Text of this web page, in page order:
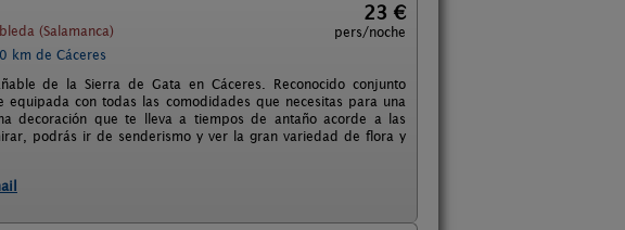
(Salamanca)
23 €
pers/noche
km de Cáceres
de la Sierra de Gata en Cáceres. Reconocido conjunto
con todas las comodidades que necesitas para una
decoración que te lleva a tiempos de antaño acorde a las
podrás ir de senderismo y ver la gran variedad de flora y